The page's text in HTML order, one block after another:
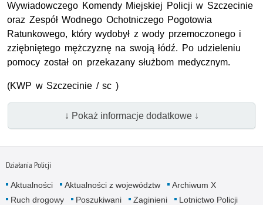
Wywiadowczego Komendy Miejskiej Policji w Szczecinie
oraz Zespół Wodnego Ochotniczego Pogotowia
Ratunkowego, który wydobył z wody przemoczonego i
zziębniętego mężczyznę na swoją łódź. Po udzieleniu
pomocy został on przekazany służbom medycznym.
(KWP w Szczecinie / sc )
↓ Pokaż informacje dodatkowe ↓
Działania Policji
Aktualności Aktualności z województw
Archiwum X
Ruch drogowy
Poszukiwani Zaginieni
Lotnictwo Policji